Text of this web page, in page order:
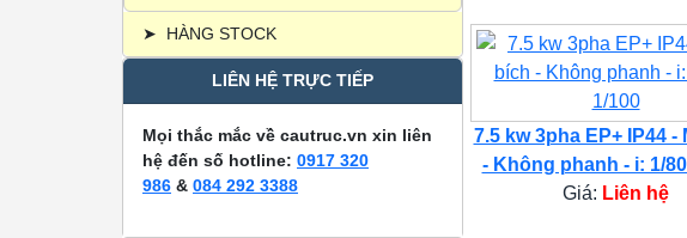
➤ HÀNG STOCK
LIÊN HỆ TRỰC TIẾP
Mọi thắc mắc về cautruc.vn xin liên
hệ đến số hotline: 0917 320
986 & 084 292 3388
7.5 kw 3pha EP+ IP44 -
- Không phanh - i: 1/
Giá: Liên hệ